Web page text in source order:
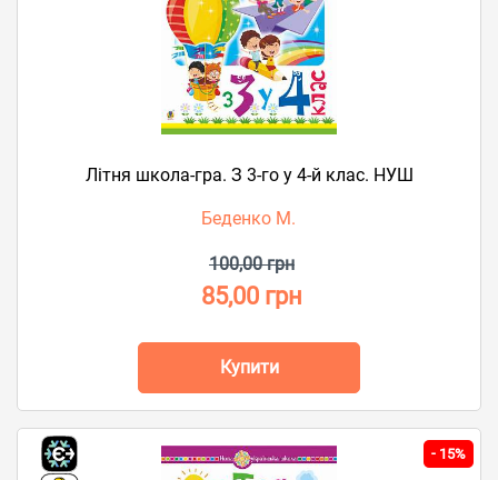
Літня школа-гра. З 3-го у 4-й клас. НУШ
Беденко М.
100,00 грн
85,00 грн
Купити
- 15%